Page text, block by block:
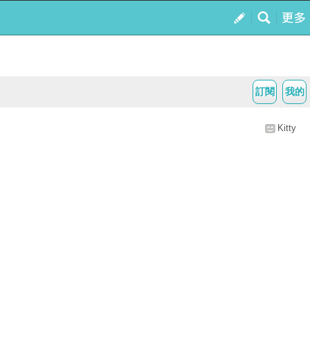
我的
訂閱
Kitty